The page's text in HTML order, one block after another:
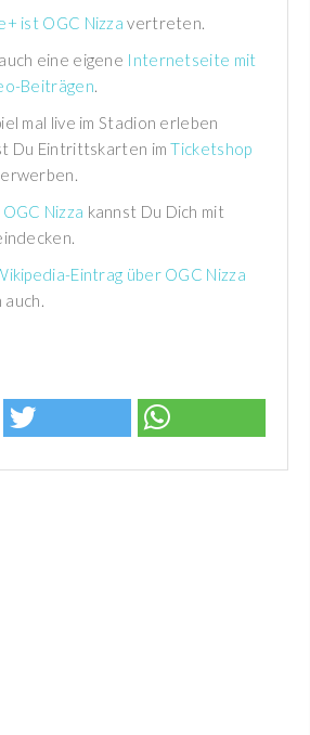
ist OGC Nizza vertreten.
eine eigene Internetseite mit
Beiträgen.
mal live im Stadion erleben
Du Eintrittskarten imTicketshop
erwerben.
Nizza kannst Du Dich mit
Eintrag über OGC Nizza